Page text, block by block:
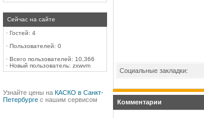
Сейчас на сайте
· Гостей: 4
· Пользователей: 0
· Всего пользователей: 10,366
· Новый пользователь: zxwvm
Узнайте цены на КАСКО в Санкт-
Петербурге с нашим сервисом
Социальные закладки:
Комментарии